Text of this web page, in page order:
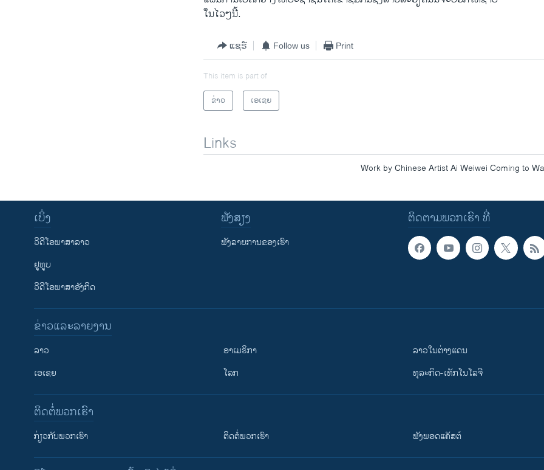
ໃນໄວໆນ.
ແຊຣ໌ Follow us Print
This item is part of
ຂ່າວ
ເອເຊຍ
Links
Work by Chinese Artist Ai Weiwei Coming to
ຕິດຕາມພວກເຮົາ ທີ່
ເບິ່ງ
ວີດີໂອພາສາລາວ
ຢູທູບ
ວີດີໂອພາສາອັງກິດ
ຟັງສຽງ
ຟັງລາຍການຂອງເຮົາ
ຂ່າວແລະລາຍງານ
ລາວ
ເອເຊຍ
ອາເມຣິກາ
ໂລກ
ລາວໃນຕ່າງແດນ
ທຸລະກິດ-ເທັກໂນໂລຈີ
ຕິດຕໍ່ພວກເຮົາ
ກ່ຽວກັບພວກເຮົາ ຕິດຕໍ່ພວກເຮົາ ຟັງພອດແຄັສຕ໌